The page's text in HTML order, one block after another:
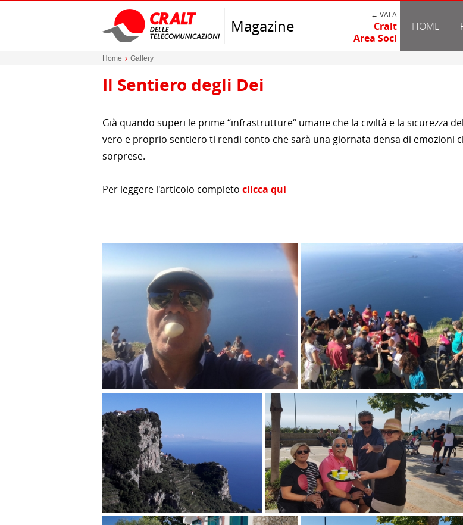
Magazine
← VAI A
Cralt
Area Soci
HOME
Home Gallery
Il Sentiero degli Dei
Già quando superi le prime “infrastrutture“ umane che la civiltà e la sicurezza
vero e proprio sentiero ti rendi conto che sarà una giornata densa di emozioni
sorprese.
Per leggere l'articolo completo clicca qui